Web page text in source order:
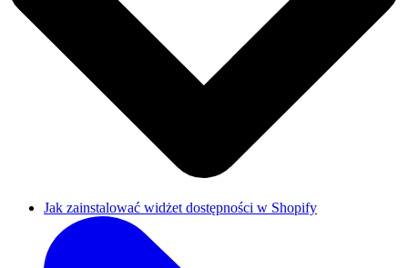
Jak zainstalować widżet dostępności w Shopify